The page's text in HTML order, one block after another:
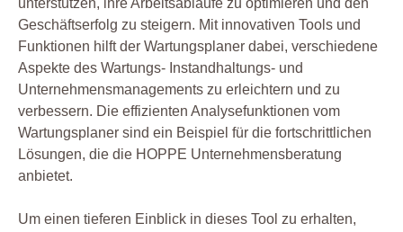
unterstützen, ihre Arbeitsabläufe zu optimieren und den
Geschäftserfolg zu steigern. Mit innovativen Tools und
Funktionen hilft der Wartungsplaner dabei, verschiedene
Aspekte des Wartungs- Instandhaltungs- und
Unternehmensmanagements zu erleichtern und zu
verbessern. Die effizienten Analysefunktionen vom
Wartungsplaner sind ein Beispiel für die fortschrittlichen
Lösungen, die die HOPPE Unternehmensberatung
anbietet.
Um einen tieferen Einblick in dieses Tool zu erhalten,